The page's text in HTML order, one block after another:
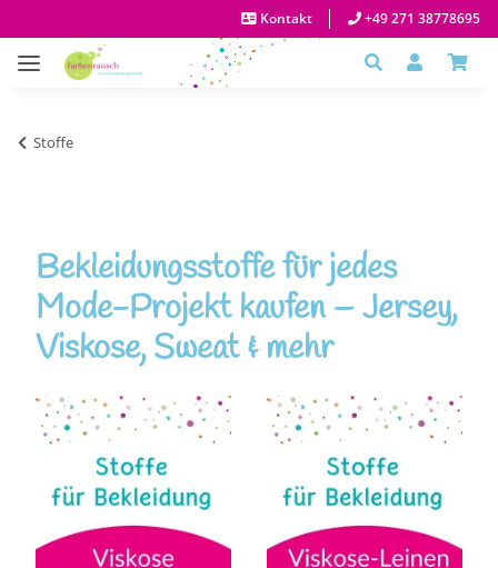
Kontakt +49 271 38778695
Stoffe
Bekleidungsstoffe für jedes
Mode-Projekt kaufen – Jersey,
Viskose, Sweat & mehr